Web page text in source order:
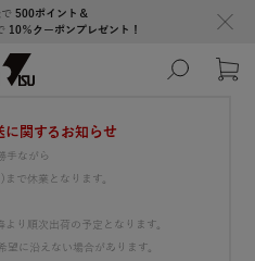
500ポイント＆
10％クーポンプレゼント！
に関するお知らせ
手ながら
で休業となります。
り順次出荷の予定となります。
に沿えない場合があります。